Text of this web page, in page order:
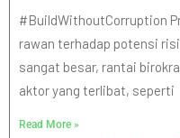
#BuildWithoutCorruption
rawan terhadap potensi
sangat besar, rantai
aktor yang terlibat, seperti
Read More »